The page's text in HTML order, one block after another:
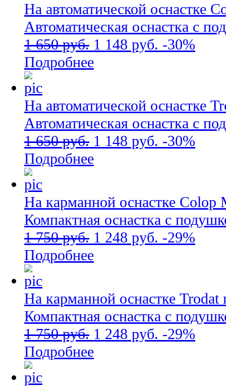
На автоматической оснастке
Автоматическая оснастка с
1 650 руб. 1 148 руб. -30%
Подробнее
На автоматической оснастке
Автоматическая оснастка с
1 650 руб. 1 148 руб. -30%
Подробнее
На карманной оснастке Colop
Компактная оснастка с
1 750 руб. 1 248 руб. -29%
Подробнее
На карманной оснастке Trodat
Компактная оснастка с
1 750 руб. 1 248 руб. -29%
Подробнее